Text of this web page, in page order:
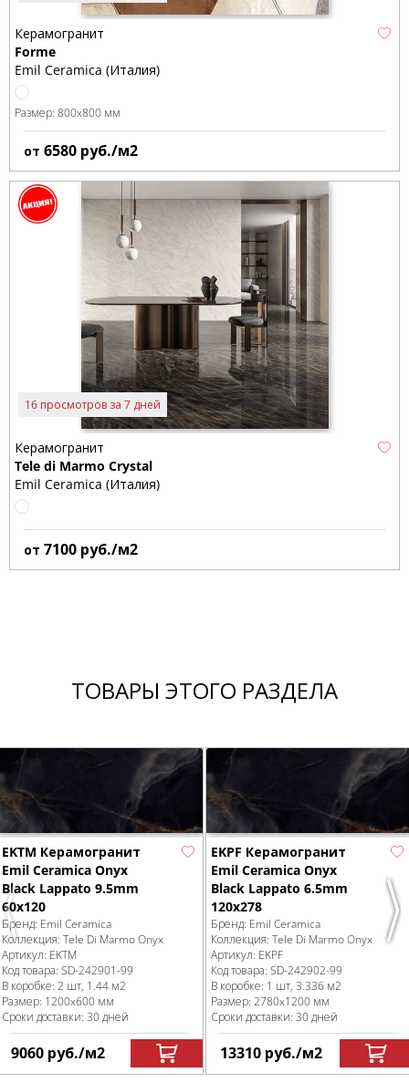
Керамогранит
Forme
Emil Ceramica (Италия)
Размер: 800x800 мм
от 6580 руб./м2
16 просмотров за 7 дней
Керамогранит
Tele di Marmo Crystal
Emil Ceramica (Италия)
от 7100 руб./м2
ТОВАРЫ ЭТОГО РАЗДЕЛА
Previous
EKTM Керамогранит
Emil Ceramica Onyx
Black Lappato 9.5mm
60x120
Бренд: Emil Ceramica
Коллекция: Tele Di Marmo Onyx
Артикул: EKTM
Код товара: SD-242901-99
В коробке: 2 шт, 1.44 м2
Размер: 1200x600 мм
Сроки доставки: 30 дней
9060 руб./м2
EKPF Керамогранит
Emil Ceramica Onyx
Black Lappato 6.5mm
120x278
Бренд: Emil Ceramica
Коллекция: Tele Di Marmo Onyx
Артикул: EKPF
Код товара: SD-242902-99
В коробке: 1 шт, 3.336 м2
Размер: 2780x1200 мм
Сроки доставки: 30 дней
13310 руб./м2